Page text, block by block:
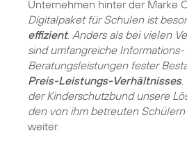
Unternehmen hinter der Marke
Digitalpaket für Schulen ist
effizient. Anders als bei vielen
sind umfangreiche
Beratungsleistungen fester
Preis-Leistungs-Verhältnisses.
der Kinderschutzbund unsere
den von ihm betreuten Schülern
weiter.